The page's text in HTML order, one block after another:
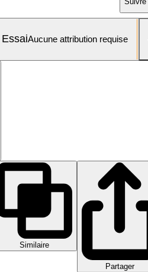
Aucune attribution requise
Similaire
Partager